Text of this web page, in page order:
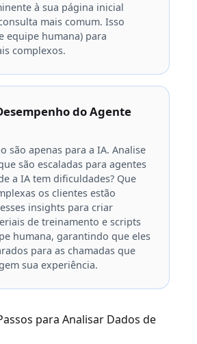
à sua página inicial
mais comum. Isso
equipe humana) para
complexos.
do Agente
são apenas para a IA. Analise
são escaladas para agentes
a IA tem dificuldades? Que
os clientes estão
insights para criar
de treinamento e scripts
humana, garantindo que eles
para as chamadas que
sua experiência.
para Analisar Dados de